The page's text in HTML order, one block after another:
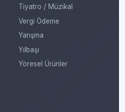
Tiyatro / Müzikal
Vergi Ödeme
Yarışma
Yılbaşı
Yöresel Ürünler